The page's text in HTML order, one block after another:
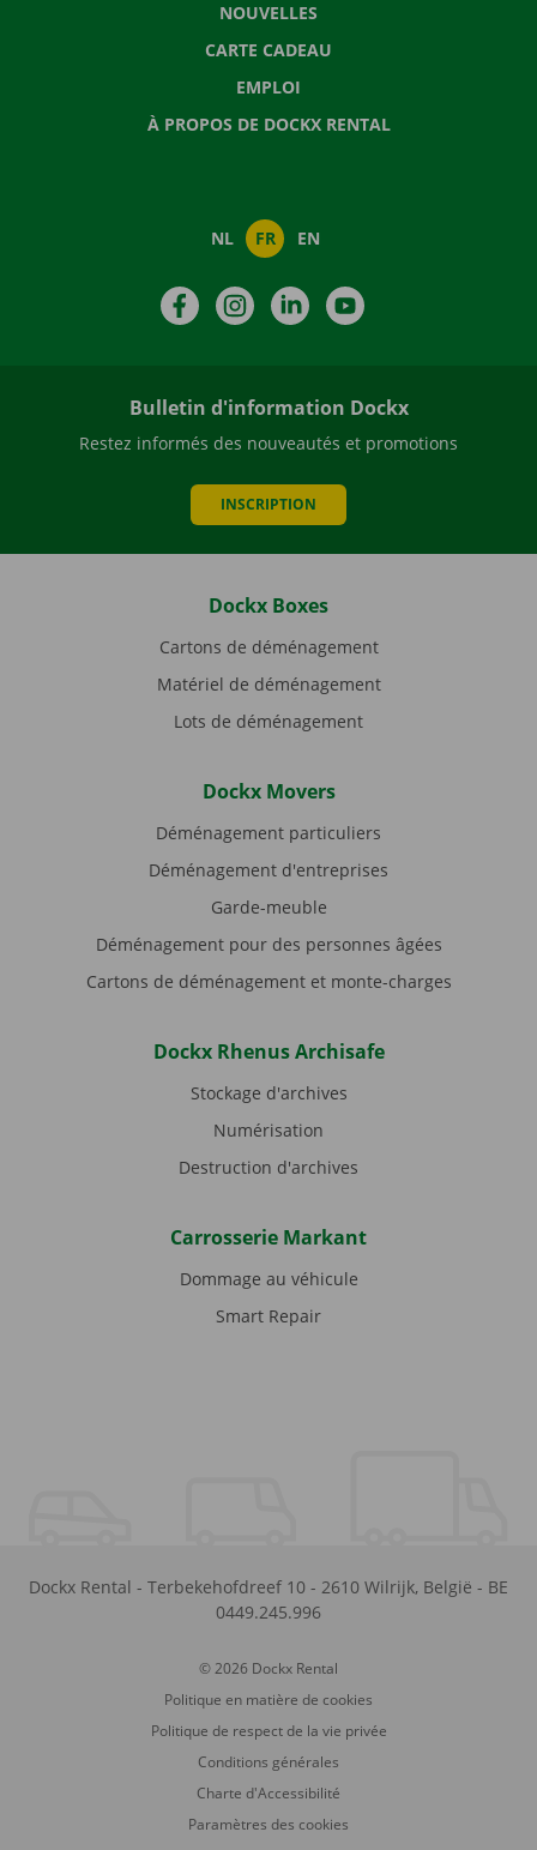
NOUVELLES
CARTE CADEAU
EMPLOI
À PROPOS DE DOCKX RENTAL
NL FR EN
FacebookInstagramLinkedIn
Bulletin d'information Dockx
Restez informés des nouveautés et promotions
INSCRIPTION
Dockx Boxes
Cartons de déménagement
Matériel de déménagement
Lots de déménagement
Dockx Movers
Déménagement particuliers
Déménagement d'entreprises
Garde-meuble
Déménagement pour des personnes âgées
Cartons de déménagement et monte-charges
Dockx Rhenus Archisafe
Stockage d'archives
Numérisation
Destruction d'archives
Carrosserie Markant
Dommage au véhicule
Smart Repair
Dockx Rental - Terbekehofdreef 10 - 2610 Wilrijk, België - BE
0449.245.996
© 2026 Dockx Rental
Politique en matière de cookies
Politique de respect de la vie privée
Conditions générales
Charte d'Accessibilité
Paramètres des cookies